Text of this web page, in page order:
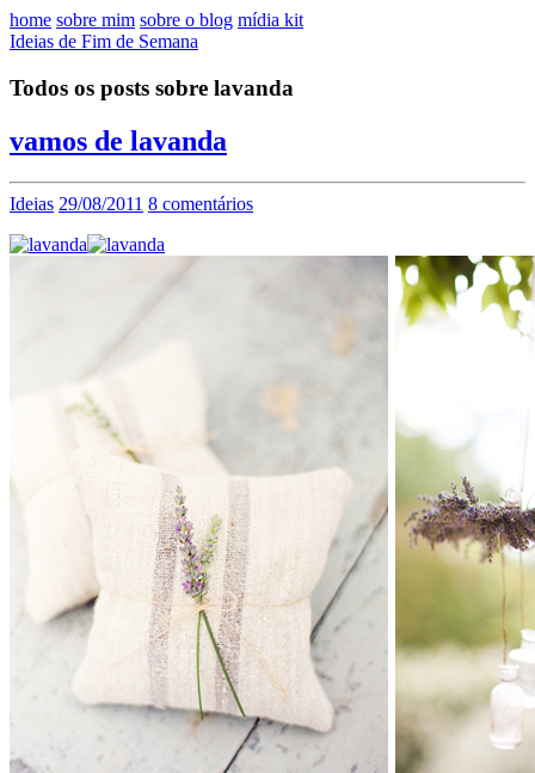
home sobre mim sobre o blog mídia kit
Ideias de Fim de Semana
Todos os posts sobre lavanda
vamos de lavanda
Ideias 29/08/2011 8 comentários